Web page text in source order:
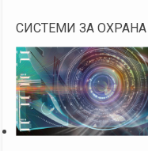
СИСТЕМИ ЗА ОХРАНА